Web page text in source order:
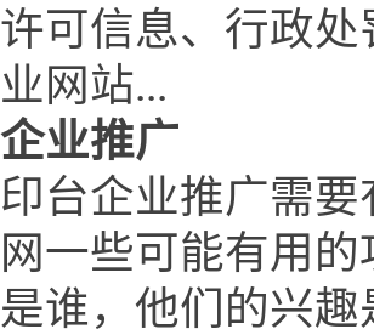
许可信息、行政
业网站...
企业推广
印台企业推广需
网一些可能有用
是谁，他们的兴